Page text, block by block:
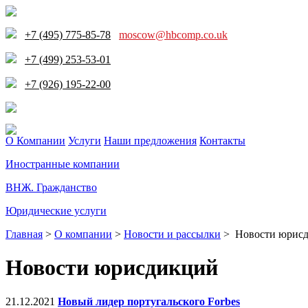
+7 (495) 775-85-78 moscow@hbcomp.co.uk
+7 (499) 253-53-01
+7 (926) 195-22-00
О Компании Услуги Наши предложения Контакты
Иностранные компании
ВНЖ. Гражданство
Юридические услуги
Главная > О компании > Новости и рассылки > Новости
Новости юрисдикций
21.12.2021 Новый лидер португальского Forbes